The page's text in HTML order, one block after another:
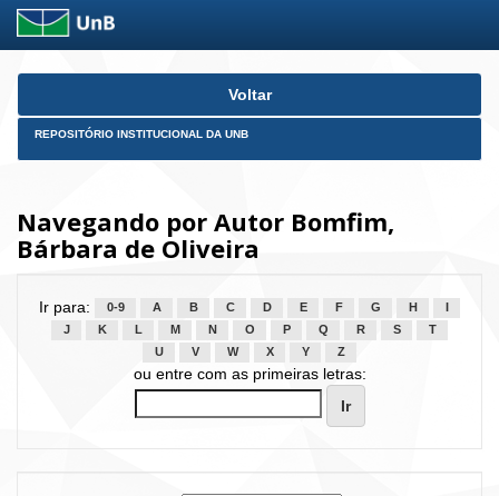
Skip
Voltar
REPOSITÓRIO INSTITUCIONAL DA UNB
Navegando por Autor Bomfim,
Bárbara de Oliveira
Ir para: 0-9 A B C D E F G H
J
K L M N O P Q R S
T
U
V W X Y Z
ou entre com as primeiras letras: